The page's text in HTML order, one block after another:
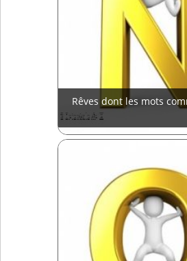
Rêves dont les mots